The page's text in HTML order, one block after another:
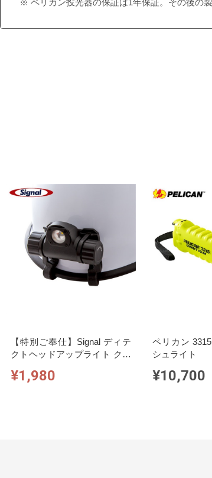
※ ペリカン投光器の保証は1年保証。その後の
【特別ご奉仕】Signal ディテ
クトヘッドアップライト クリ
¥1,980
ペリカン
シュライト
¥10,700